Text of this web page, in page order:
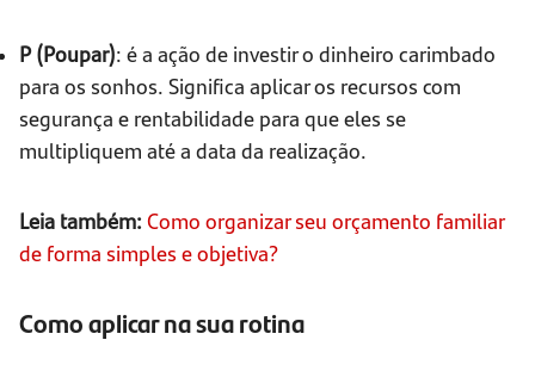
P (Poupar): é a ação de investir o dinheiro carimbado
para os sonhos. Significa aplicar os recursos com
segurança e rentabilidade para que eles se
multipliquem até a data da realização.
Leia também: Como organizar seu orçamento familiar
de forma simples e objetiva?
Como aplicar na sua rotina